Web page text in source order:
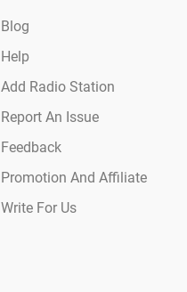
Blog
Help
Add Radio Station
Report An Issue
Feedback
Promotion And Affiliate
Write For Us